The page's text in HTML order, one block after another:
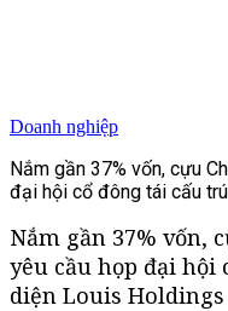
Doanh nghiệp
Nắm gần 37% vốn, cựu
đại hội cổ đông tái cấu
Nắm gần 37% vốn,
yêu cầu họp đại hội
diện Louis Holdings